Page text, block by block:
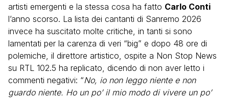
artisti emergenti e la stessa cosa ha fatto Carlo Conti
l’anno scorso. La lista dei cantanti di Sanremo 2026
invece ha suscitato molte critiche, in tanti si sono
lamentati per la carenza di veri “big” e dopo 48 ore di
polemiche, il direttore artistico, ospite a Non Stop News
su RTL 102.5 ha replicato, dicendo di non aver letto i
commenti negativi: “No, io non leggo niente e non
guardo niente. Ho un po’ il mio modo di vivere un po’